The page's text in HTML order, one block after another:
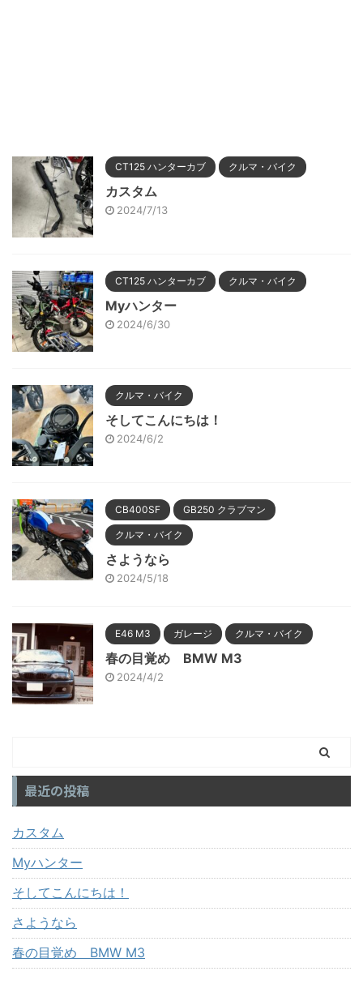
CT125 ハンターカブ クルマ・バイク
カスタム
2024/7/13
CT125 ハンターカブ クルマ・バイク
Myハンター
2024/6/30
クルマ・バイク
そしてこんにちは！
2024/6/2
CB400SF GB250 クラブマン
クルマ・バイク
さようなら
2024/5/18
E46 M3 ガレージ クルマ・バイク
春の目覚め BMW M3
2024/4/2
最近の投稿
カスタム
Myハンター
そしてこんにちは！
さようなら
春の目覚め BMW M3